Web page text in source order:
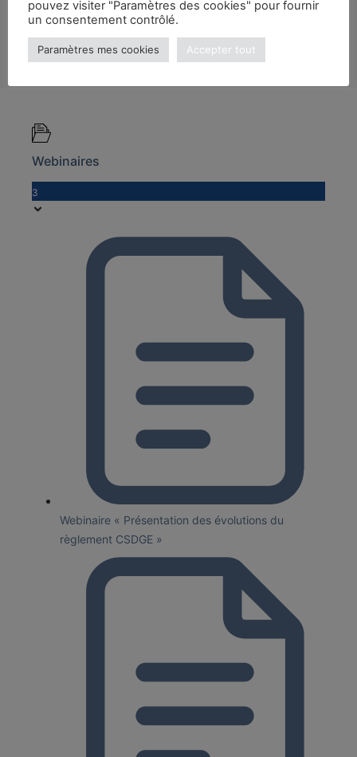
Webinaires
3
Webinaire « Présentation des évolutions du
règlement CSDGE »
pouvez visiter "Paramètres des cookies" pour fournir
un consentement contrôlé.
Paramètres mes cookies Accepter tout